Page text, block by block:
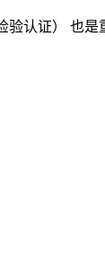
验认证） 也